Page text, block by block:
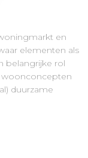
en
elementen als
belangrijke rol
woonconcepten
duurzame